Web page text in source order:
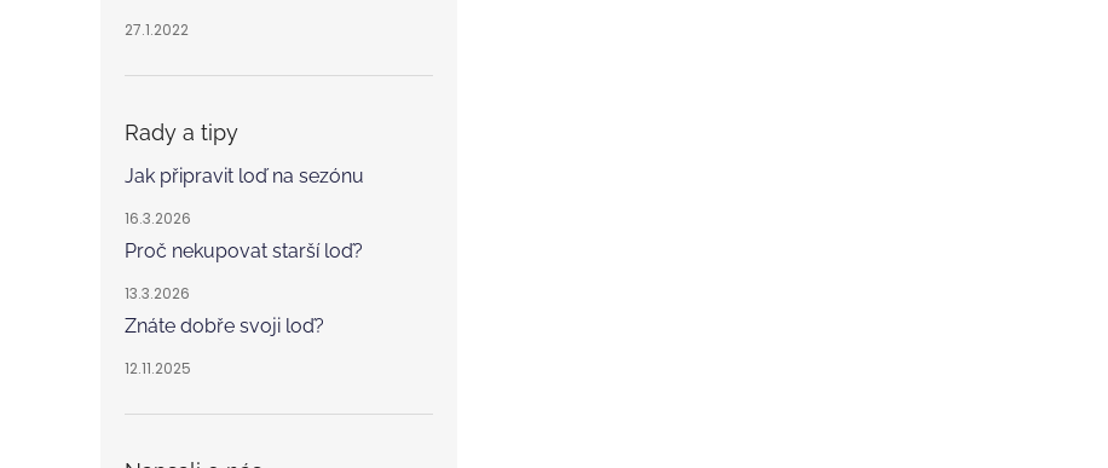
27.1.2022
Rady a tipy
Jak připravit loď na sezónu
16.3.2026
Proč nekupovat starší loď?
13.3.2026
Znáte dobře svoji loď?
12.11.2025